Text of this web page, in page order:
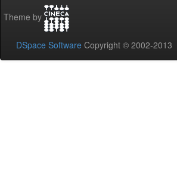
Theme by
DSpace Software Copyright © 2002-2013